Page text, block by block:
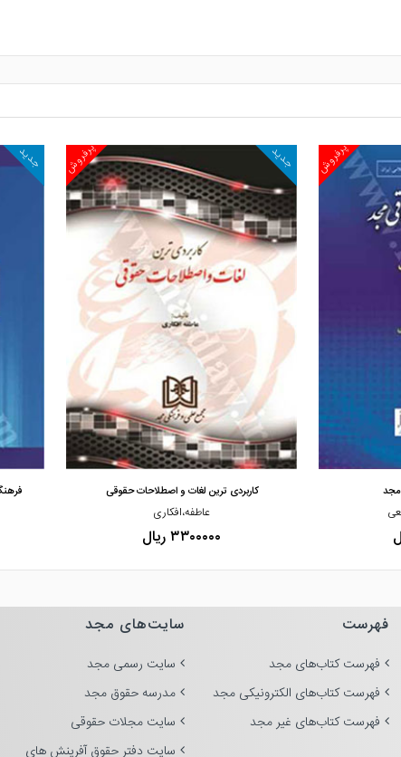
پرفروش
مشاهده و خرید
حقوقی
پرفروش جدید
فرهنگ لغات و اصطلاحات حقوقی شهر و شهردار
غلامحسین،عبدالهی
۶۹۰۰۰۰۰ ریال
جدید
فهرست
فهرست کتاب‌های مجد
فهرست کتاب‌های الکترونیکی مجد
فهرست کتاب‌های غیر مجد
سایت‌های مجد
سایت رسمی مجد
مدرسه حقوق مجد
سایت مجلات حقوقی
سایت دفتر حقوق آفرینش های